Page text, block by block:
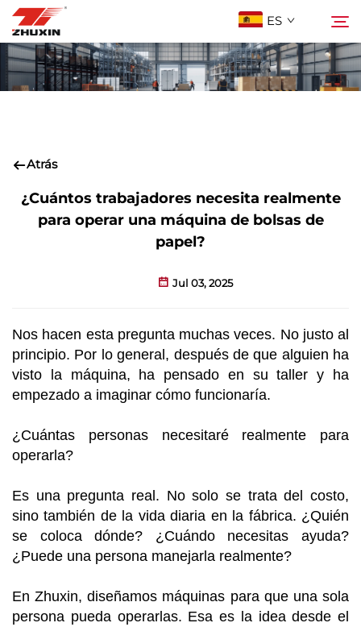
ES
Empresa
Preguntas Frecuentes
Atrás
¿Cuántos trabajadores necesita realmente
para operar una máquina de bolsas de
papel?
Jul 03, 2025
Nos hacen esta pregunta muchas veces. No justo al
principio. Por lo general, después de que alguien ha
visto la máquina, ha pensado en su taller y ha
empezado a imaginar cómo funcionaría.
¿Cuántas personas necesitaré realmente para
operarla?
Es una pregunta real. No solo se trata del costo,
sino también de la vida diaria en la fábrica. ¿Quién
se coloca dónde? ¿Cuándo necesitas ayuda?
¿Puede una persona manejarla realmente?
En Zhuxin, diseñamos máquinas para que una sola
persona pueda operarlas. Esa es la idea desde el